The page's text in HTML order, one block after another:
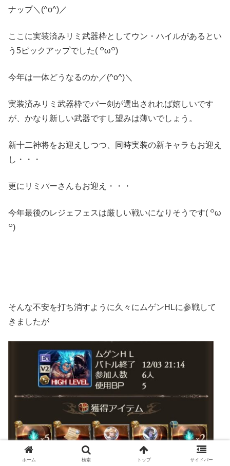
ナップ＼(^o^)／
ここに実装済みリミ武器枠としてウン・ハイルがあるとい
う5ピックアップでした( ꒪ω꒪)
今年は一体どうなるのか／(^o^)＼
実装済みリミ武器枠でパー剣が選出されれば嬉しいです
が、かなり新しい武器ですし望みは薄いでしょう。
新十二神将をお迎えしつつ、同時実装の新キャラもお迎え
し・・・
更にリミパーさんもお迎え・・・
今年最後のレジェフェスは厳しい戦いになりそうです( ꒪ω
꒪)
そんな不安を打ち消すように久々にムゲンHLに参戦して
きましたが
ホーム 検索 トップ サイドバー